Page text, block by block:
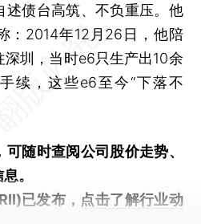
述债台高筑、不负重压。他
：2014年12月26日，他陪
深圳，当时e6只生产出10余
续，这些e6至今“下落不
可随时查阅公司股价走势、
。
已发布， 点击了解行业动